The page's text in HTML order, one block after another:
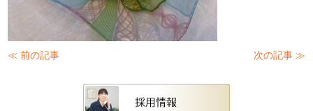
≪ 前の記事 次の記事 ≫